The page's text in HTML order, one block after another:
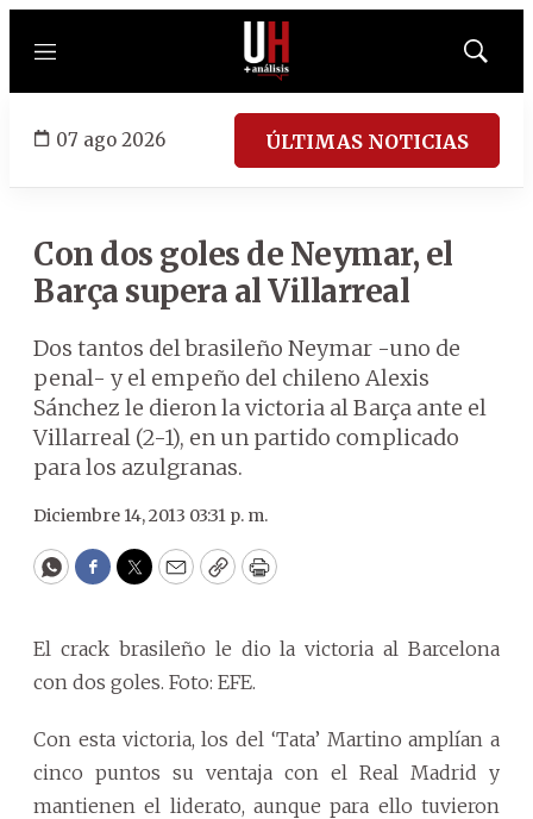
Menú
Mostrar
07 ago 2026 ÚLTIMAS NOTICIAS
Con dos goles de Neymar, el
Barça supera al Villarreal
Dos tantos del brasileño Neymar -uno de
penal- y el empeño del chileno Alexis
Sánchez le dieron la victoria al Barça ante el
Villarreal (2-1), en un partido complicado
para los azulgranas.
Diciembre 14, 2013 03:31 p. m.
WhatsApp
Facebook
Twitter
EmailCopyPrint
El crack brasileño le dio la victoria al Barcelona
con dos goles. Foto: EFE.
Con esta victoria, los del ‘Tata’ Martino amplían a
cinco puntos su ventaja con el Real Madrid y
mantienen el liderato, aunque para ello tuvieron